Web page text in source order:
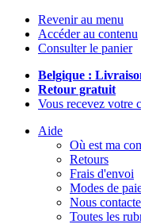
Revenir au menu
Accéder au contenu
Consulter le panier
Belgique :
Retour gratuit
Vous recevez votre
Aide
Où est ma
Retours
Frais d'envoi
Modes de
Nous
Toutes les